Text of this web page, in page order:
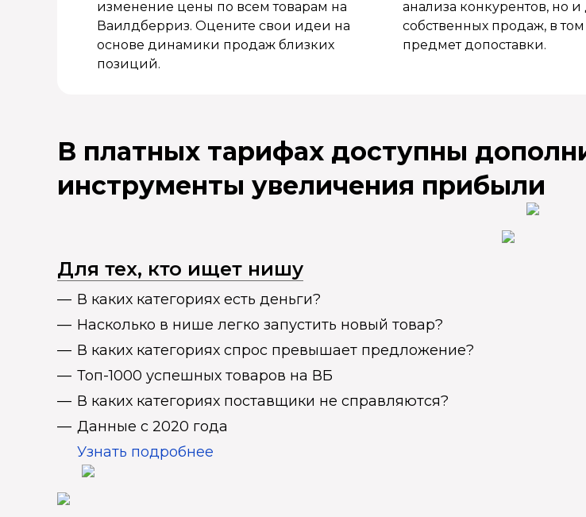
изменение цены по всем товарам на
Ваилдберриз. Оцените свои идеи на
основе динамики продаж близких
позиций.
анализа конкурентов, но
собственных продаж, в
предмет допоставки.
В платных тарифах доступны
инструменты увеличения прибыли
Для тех, кто ищет нишу
В каких категориях есть деньги?
Насколько в нише легко запустить новый товар?
В каких категориях спрос превышает предложение?
Топ-1000 успешных товаров на ВБ
В каких категориях поставщики не справляются?
Данные с 2020 года
Узнать подробнее